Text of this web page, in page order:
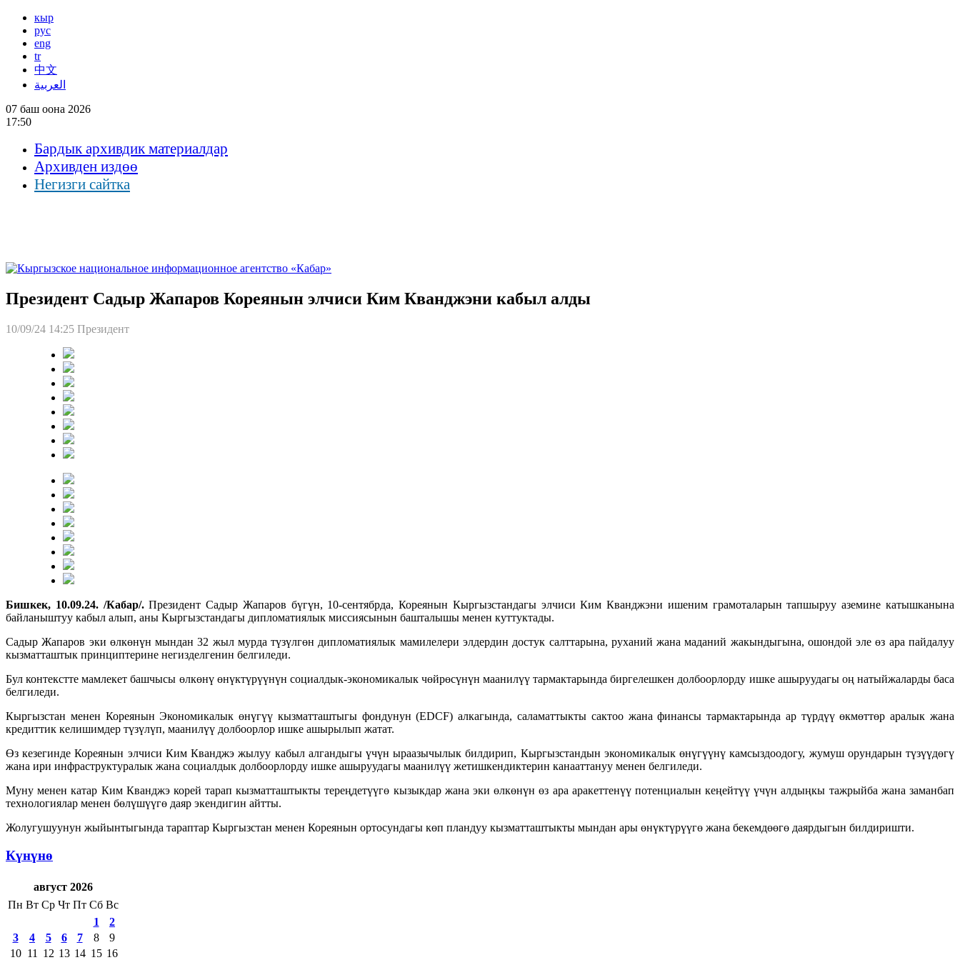
кыр
рус
eng
tr
中文
العربية
07 баш оона 2026
17:50
Бардык архивдик материалдар
Архивден издөө
Негизги сайтка
Президент Садыр Жапаров Кореянын элчиси Ким Кванджэни кабыл алды
10/09/24 14:25 Президент
Бишкек, 10.09.24. /Кабар/.Президент Садыр Жапаров бүгүн, 10-сентябрда, Кореянын Кыргызстандагы элчиси Ким Кванджэни ишеним грамоталарын тапшыруу аземине катышканына
байланыштуу кабыл алып, аны Кыргызстандагы дипломатиялык миссиясынын башталышы менен куттуктады.
Садыр Жапаров эки өлкөнүн мындан 32 жыл мурда түзүлгөн дипломатиялык мамилелери элдердин достук салттарына, руханий жана маданий жакындыгына, ошондой эле өз ара пайдалуу
кызматташтык принциптерине негизделгенин белгиледи.
Бул контекстте мамлекет башчысы өлкөнү өнүктүрүүнүн социалдык-экономикалык чөйрөсүнүн маанилүү тармактарында биргелешкен долбоорлорду ишке ашыруудагы оң натыйжаларды баса
белгиледи.
Кыргызстан менен Кореянын Экономикалык өнүгүү кызматташтыгы фондунун (EDCF) алкагында, саламаттыкты сактоо жана финансы тармактарында ар түрдүү өкмөттөр аралык жана
кредиттик келишимдер түзүлүп, маанилүү долбоорлор ишке ашырылып жатат.
Өз кезегинде Кореянын элчиси Ким Кванджэ жылуу кабыл алгандыгы үчүн ыраазычылык билдирип, Кыргызстандын экономикалык өнүгүүнү камсыздоодогу, жумуш орундарын түзүүдөгү
жана ири инфраструктуралык жана социалдык долбоорлорду ишке ашыруудагы маанилүү жетишкендиктерин канааттануу менен белгиледи.
Муну менен катар Ким Кванджэ корей тарап кызматташтыкты тереңдетүүгө кызыкдар жана эки өлкөнүн өз ара аракеттенүү потенциалын кеңейтүү үчүн алдыңкы тажрыйба жана заманбап
технологиялар менен бөлүшүүгө даяр экендигин айтты.
Жолугушуунун жыйынтыгында тараптар Кыргызстан менен Кореянын ортосундагы көп пландуу кызматташтыкты мындан ары өнүктүрүүгө жана бекемдөөгө даярдыгын билдиришти.
Күнүнө
август 2026
Пн Вт Ср Чт Пт Сб Вс
1
2
3
4 5 6 7 8
9
10 11 12 13 14 15 16